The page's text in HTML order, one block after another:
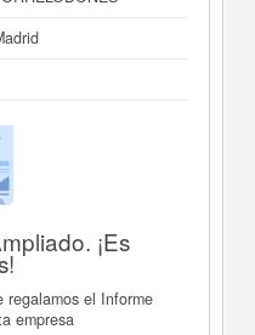
¡Es
el Informe
empresa